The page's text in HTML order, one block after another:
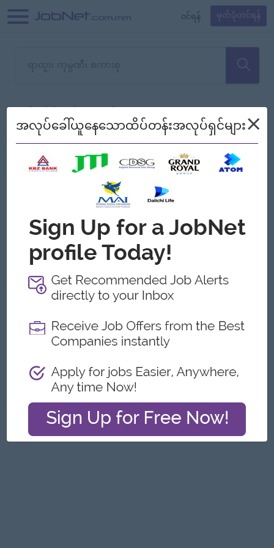
၀င်ရန် မှတ်ပုံတင်ရန်
သော အလုပ်မရှိသေးပါ။
စစ်ရန် စဉ်၍ကြည့်မည်
အလုပ်ခေါ်ယူနေသောထိပ်တန်းအလုပ်ရှင်များ×